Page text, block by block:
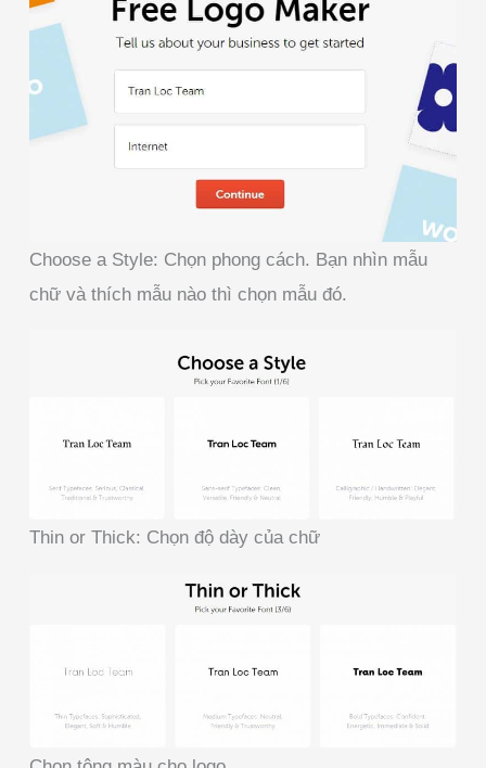
Choose a Style: Chọn phong cách. Bạn nhìn mẫu
chữ và thích mẫu nào thì chọn mẫu đó.
Thin or Thick: Chọn độ dày của chữ